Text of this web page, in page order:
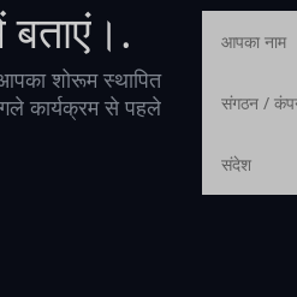
आपका शोरूम स्थापित
कार्यक्रम से पहले